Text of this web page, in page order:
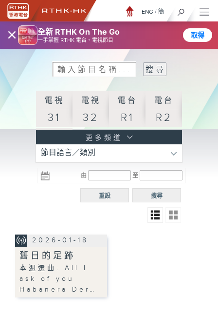
× 全新 RTHK On The Go
一手掌握 RTHK 電台、電視節目
取得
ENG / 簡
電視
31
電視
32
電台
R1
電台
R2
R3
電台 電台
R5
電台
普通
更多頻道
節目語言／類別
由 至
搜尋
重設
2026-01-18
舊日的足跡
本週選曲: All I
ask of you
Habanera Der…